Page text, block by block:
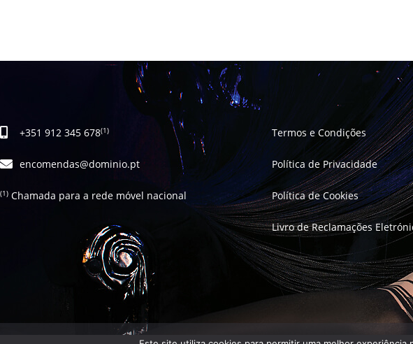
+351 912 345 678(1)
encomendas@dominio.pt
(1) Chamada para a rede móvel nacional
Termos e Condições
Política de Privacidade
Política de Cookies
Livro de Reclamações